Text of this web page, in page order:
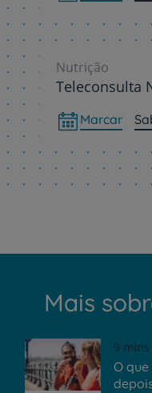
Nutrição
Teleconsulta
Marcar
Mais
9
O